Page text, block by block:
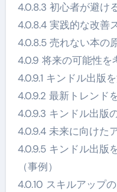
4.0.8.3 初心者が避け
4.0.8.4 実践的な改善
4.0.8.5 売れない本の
4.0.9 将来の可能性を
4.0.9.1 キンドル出版
4.0.9.2 最新トレンド
4.0.9.3 キンドル出版
4.0.9.4 未来に向けた
4.0.9.5 キンドル出版
（事例）
4.0.10 スキルアップ